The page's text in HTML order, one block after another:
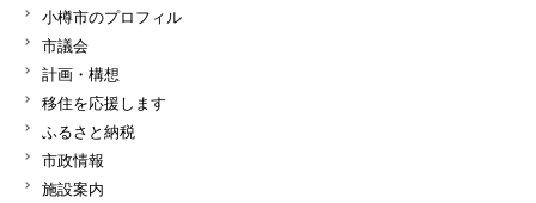
小樽市のプロフィル
市議会
計画・構想
移住を応援します
ふるさと納税
市政情報
施設案内